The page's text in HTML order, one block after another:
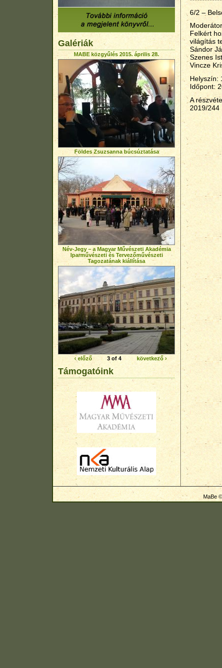
Galériák
MABE közgyűlés 2015. április 28.
Földes Zsuzsanna búcsúztatása
Név-Jegy – a Magyar Művészeti Akadémia
Iparművészeti és Tervezőművészeti
Tagozatának kiállítása
‹ előző 3 of 4 következő ›
Támogatóink
6/2 –
Felkért
világítás
Sándor
Szenes
Vincze
Helyszín:
Időpont:
A
2019/244
MaBe